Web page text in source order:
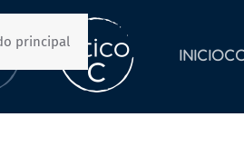
principal
INICIO